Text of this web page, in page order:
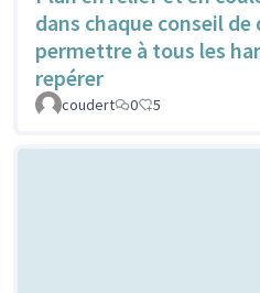
dans chaque conseil
permettre à tous les
repérer
coudert 0 5